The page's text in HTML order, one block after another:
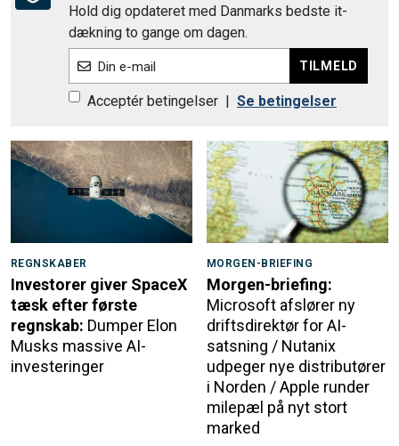
Hold dig opdateret med Danmarks bedste it-
dækning to gange om dagen.
Din e-mail TILMELD
Acceptér betingelser Se betingelser
REGNSKABER
Investorer giver SpaceX
tæsk efter første
regnskab: Dumper Elon
Musks massive AI-
investeringer
MORGEN-BRIEFING
Morgen-briefing:
Microsoft afslører ny
driftsdirektør for AI-
satsning / Nutanix
udpeger nye distributører
i Norden / Apple runder
milepæl på nyt stort
marked